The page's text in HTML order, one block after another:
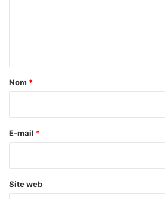
a
e
Nom *
E-mail *
Site web